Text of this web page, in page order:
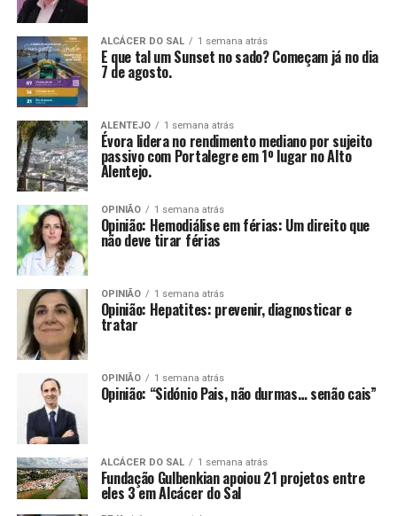
ALCÁCER DO SAL 1 semana atrás
E que tal um Sunset no sado? Começam já no dia
7 de agosto.
ALENTEJO 1 semana atrás
Évora lidera no rendimento mediano por sujeito
passivo com Portalegre em 1º lugar no Alto
Alentejo.
OPINIÃO 1 semana atrás
Opinião: Hemodiálise em férias: Um direito que
não deve tirar férias
OPINIÃO 1 semana atrás
Opinião: Hepatites: prevenir, diagnosticar e
tratar
OPINIÃO 1 semana atrás
Opinião: “Sidónio Pais, não durmas… senão cais”
ALCÁCER DO SAL 1 semana atrás
Fundação Gulbenkian apoiou 21 projetos entre
eles 3 em Alcácer do Sal